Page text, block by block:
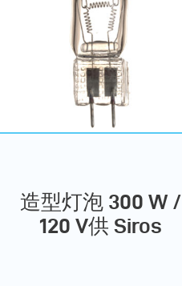
造型灯泡 300 W /
120 V供 Siros